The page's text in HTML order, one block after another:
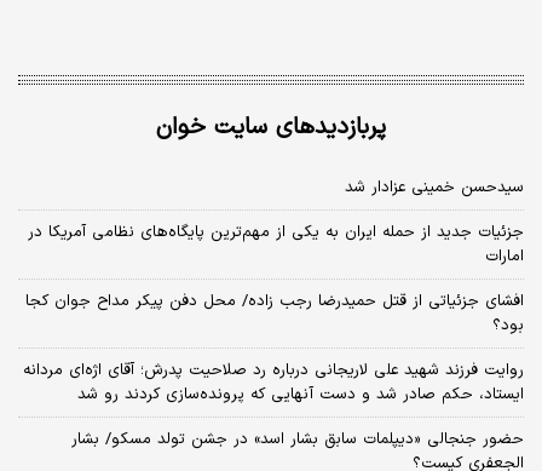
پربازدیدهای سایت خوان
سیدحسن خمینی عزادار شد
جزئیات جدید از حمله ایران به یکی از مهم‌ترین پایگاه‌های نظامی آمریکا در
امارات
افشای جزئیاتی از قتل حمیدرضا رجب زاده/ محل دفن پیکر مداح جوان کجا
بود؟
روایت فرزند شهید علی لاریجانی درباره رد صلاحیت پدرش؛ آقای اژه‌ای مردانه
ایستاد، حکم صادر شد و دست آنهایی که پرونده‌سازی کردند رو شد
حضور جنجالی «دیپلمات سابق بشار اسد» در جشن تولد مسکو/ بشار
الجعفری کیست؟